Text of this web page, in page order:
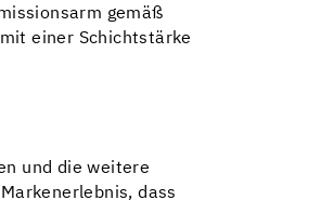
gemäß
einer Schichtstärke
und die weitere
dass